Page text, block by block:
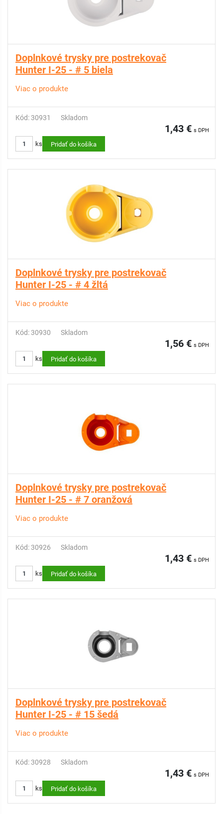
Doplnkové trysky pre postrekovač
Hunter I-25 - # 5 biela
Viac o produkte
Kód: 30931 Skladom
1,43 € s DPH
ks Pridať do košíka
Doplnkové trysky pre postrekovač
Hunter I-25 - # 4 žltá
Viac o produkte
Kód: 30930 Skladom
1,56 € s DPH
ks Pridať do košíka
Doplnkové trysky pre postrekovač
Hunter I-25 - # 7 oranžová
Viac o produkte
Kód: 30926 Skladom
1,43 € s DPH
ks Pridať do košíka
Doplnkové trysky pre postrekovač
Hunter I-25 - # 15 šedá
Viac o produkte
Kód: 30928 Skladom
1,43 € s DPH
ks Pridať do košíka